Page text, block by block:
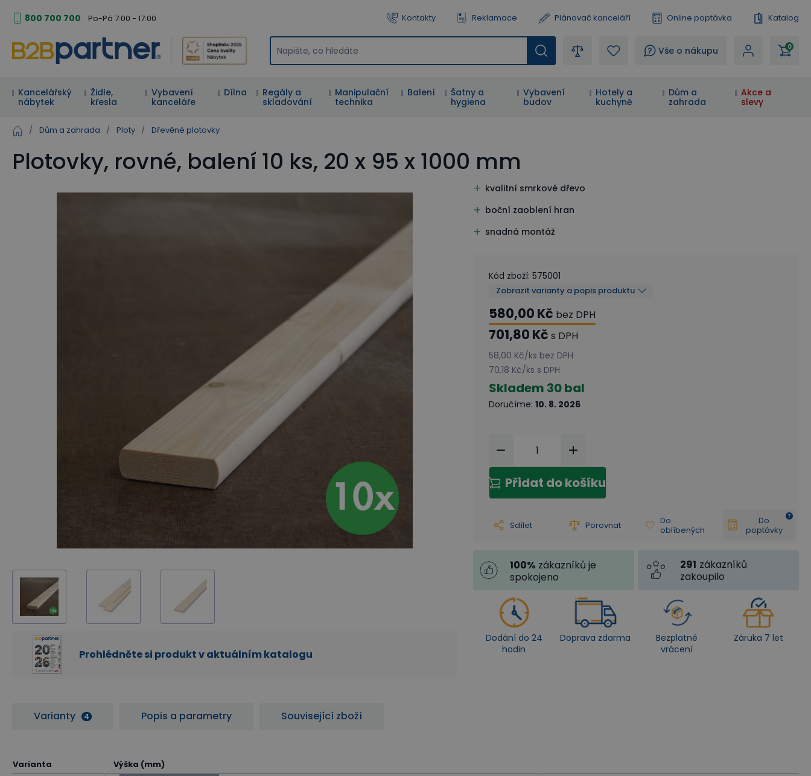
800 700 700 Po-Pá 7:00 - 17:00 Kontakty Reklamace Plánovač kanceláří Online poptávka Katalog
? Vše o nákupu 0
Kancelářský
nábytek
Židle,
křesla
Vybavení
kanceláře
Dílna
Regály a
skladování
Manipulační
technika
Balení
Šatny a
hygiena
Vybavení
budov
Hotely a
kuchyně
Dům a
zahrada
Akce a
slevy
/ Dům a zahrada / Ploty / Dřevěné plotovky
Plotovky, rovné, balení 10 ks, 20 x 95 x 1000 mm
Prohlédněte si produkt v aktuálním katalogu
kvalitní smrkové dřevo
boční zaoblení hran
snadná montáž
Kód zboží: 575001
Zobrazit varianty a popis produktu
580,00 Kč bez DPH
701,80 Kč s DPH
58,00 Kč/ks bez DPH
70,18 Kč/ks s DPH
Skladem 30 bal
Doručíme: 10. 8. 2026
Přidat do košíku
Sdílet Porovnat
Do
oblíbených
Do
poptávky
100% zákazníků je
spokojeno
291 zákazníků
zakoupilo
Dodání do 24
hodin
Doprava zdarma
Bezplatné
vrácení
Záruka 7 let
Varianty 4 Popis a parametry Související zboží
Varianta Výška (mm)